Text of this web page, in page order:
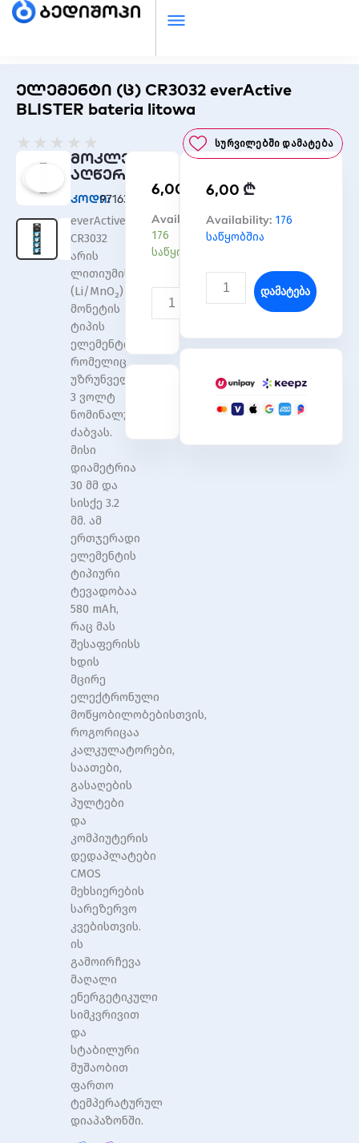
ელემენტი (ც) CR3032 everActive
BLISTER bateria litowa
★ ★ ★ ★ ★
0
out
5
Სურვილებში Დამატება
მოკლე
აღწერა
კოდი:971631
everActive
CR3032
არის
ლითიუმის
(Li/MnO₂)
მონეტის
ტიპის
ელემენტი,
რომელიც
უზრუნველყოფს
3 ვოლტ
ნომინალურ
ძაბვას.
მისი
დიამეტრია
30 მმ და
სისქე 3.2
მმ. ამ
ერთჯერადი
ელემენტის
ტიპიური
ტევადობაა
580 mAh,
რაც მას
შესაფერისს
ხდის
მცირე
ელექტრონული
მოწყობილობებისთვის,
როგორიცაა
კალკულატორები,
საათები,
გასაღების
პულტები
და
კომპიუტერის
დედაპლატები
CMOS
მეხსიერების
სარეზერვო
კვებისთვის.
ის
გამოირჩევა
მაღალი
ენერგეტიკული
სიმკვრივით
და
სტაბილური
მუშაობით
ფართო
ტემპერატურულ
დიაპაზონში.
6,00
Availability:
176
საწყობშია
რაოდენობა:
ელემენტი
(ც)
BLISTER
Დამატება
6,00 ₾
Availability: 176
საწყობშია
რაოდენობა:
ელემენტი
everActive
Დამატება